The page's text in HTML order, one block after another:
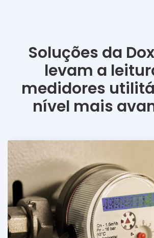
Soluções da
levam a
medidores
nível mais